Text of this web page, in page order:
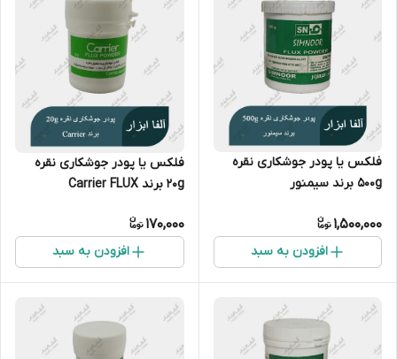
فلکس یا پودر جوشکاری نقره
500g برند سیمنور
1,500,000
افزودن به سبد
فلکس یا پودر جوشکاری نقره
۲۰g برند Carrier FLUX
170,000
افزودن به سبد